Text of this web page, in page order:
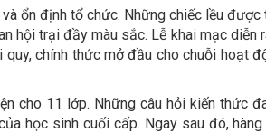
ổn định tổ chức. Những chiếc lều được
hội trại đầy màu sắc. Lễ khai mạc diễn
chính thức mở đầu cho chuỗi hoạt
cho 11 lớp. Những câu hỏi kiến thức
học sinh cuối cấp. Ngay sau đó,